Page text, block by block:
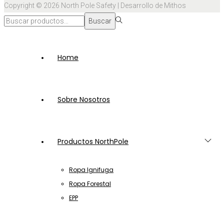
Copyright © 2026 North Pole Safety | Desarrollo de Mithos
Búsqueda
Buscar
Home
Sobre Nosotros
Productos NorthPole
Ropa Ignifuga
Ropa Forestal
EPP